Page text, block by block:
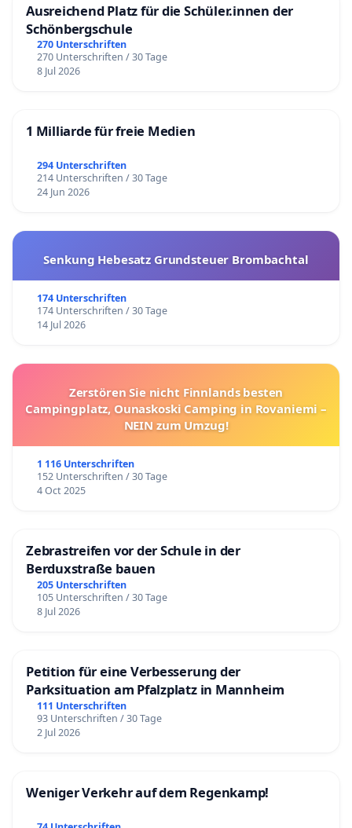
Ausreichend Platz für die Schüler.innen der
Schönbergschule
270 Unterschriften
270 Unterschriften / 30 Tage
8 Jul 2026
1 Milliarde für freie Medien
294 Unterschriften
214 Unterschriften / 30 Tage
24 Jun 2026
Senkung Hebesatz Grundsteuer Brombachtal
174 Unterschriften
174 Unterschriften / 30 Tage
14 Jul 2026
Zerstören Sie nicht Finnlands besten
Campingplatz, Ounaskoski Camping in Rovaniemi –
NEIN zum Umzug!
1 116 Unterschriften
152 Unterschriften / 30 Tage
4 Oct 2025
Zebrastreifen vor der Schule in der
Berduxstraße bauen
205 Unterschriften
105 Unterschriften / 30 Tage
8 Jul 2026
Petition für eine Verbesserung der
Parksituation am Pfalzplatz in Mannheim
111 Unterschriften
93 Unterschriften / 30 Tage
2 Jul 2026
Weniger Verkehr auf dem Regenkamp!